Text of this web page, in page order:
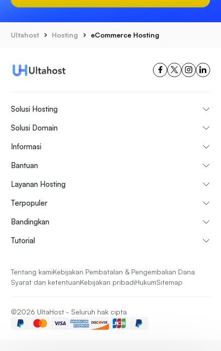
Ultahost Hosting eCommerce Hosting
Solusi Hosting
Solusi Domain
Informasi
Bantuan
Layanan Hosting
Terpopuler
Bandingkan
Tutorial
Tentang kamiKebijakan Pembatalan & Pengembalian Dana
Syarat dan ketentuanKebijakan pribadiHukumSitemap
©2026 UltaHost - Seluruh hak cipta